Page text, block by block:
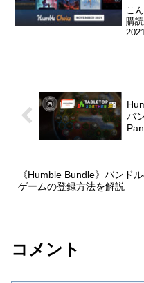
パ
作
こ
購
バ
《Humble Bundle》バンド
ゲームの登録方法を解説
コメント